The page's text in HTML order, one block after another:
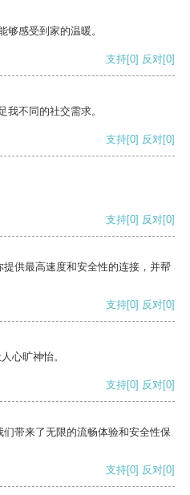
够感受到家的温暖。
支持[0] 反对[0]
我不同的社交需求。
支持[0] 反对[0]
支持[0] 反对[0]
供最高速度和安全性的连接，并帮
支持[0] 反对[0]
心旷神怡。
支持[0] 反对[0]
带来了无限的流畅体验和安全性保
支持[0] 反对[0]